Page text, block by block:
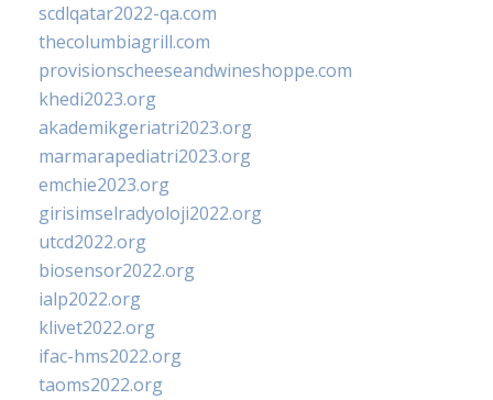
scdlqatar2022-qa.com
thecolumbiagrill.com
provisionscheeseandwineshoppe.com
khedi2023.org
akademikgeriatri2023.org
marmarapediatri2023.org
emchie2023.org
girisimselradyoloji2022.org
utcd2022.org
biosensor2022.org
ialp2022.org
klivet2022.org
ifac-hms2022.org
taoms2022.org